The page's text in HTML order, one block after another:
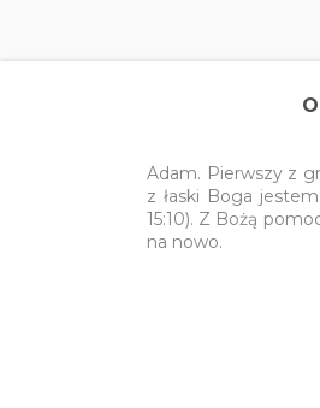
Adam. Pierwszy z
z łaski Boga
15:10). Z Bożą
na nowo.